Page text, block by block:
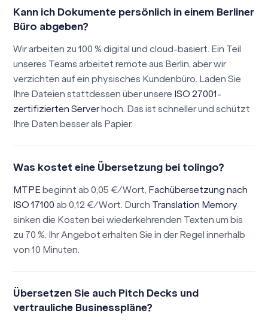
Kann ich Dokumente persönlich in einem Berliner
Büro abgeben?
Wir arbeiten zu 100 % digital und cloud-basiert. Ein Teil
unseres Teams arbeitet remote aus Berlin, aber wir
verzichten auf ein physisches Kundenbüro. Laden Sie
Ihre Dateien stattdessen über unsere ISO 27001-
zertifizierten Serverhoch. Das ist schneller und schützt
Ihre Daten besser als Papier.
Was kostet eine Übersetzung bei tolingo?
MTPE beginnt ab 0,05 €/Wort, Fachübersetzung nach
ISO 17100 ab 0,12 €/Wort. Durch Translation Memory
sinken die Kosten bei wiederkehrenden Texten um bis
zu 70 %. Ihr Angebot erhalten Sie in der Regel innerhalb
von 10 Minuten.
Übersetzen Sie auch Pitch Decks und
vertrauliche Businesspläne?